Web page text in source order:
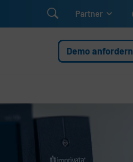
 Partner
Demo anfordern